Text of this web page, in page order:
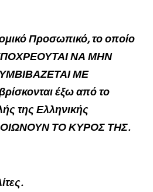
Προσωπικό, το οποίο
ΥΠΟΧΡΕΟΥΤΑΙ ΝΑ ΜΗΝ
ΜΕ
έξω από το
της Ελληνικής
ΤΟ ΚΥΡΟΣ ΤΗΣ.